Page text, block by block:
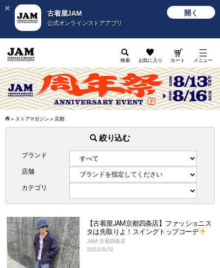
古着屋JAM
公式オンラインストアアプリ
開く
検索 お気に入り カート メニュー
> ストアマガジン > 京都
絞り込む
ブランド
店舗
カテゴリ
【古着屋JAM京都四条店】ファッショニス
タは先取りよ！スイングトップコーデ
JAM 京都四条店
2022/8/12